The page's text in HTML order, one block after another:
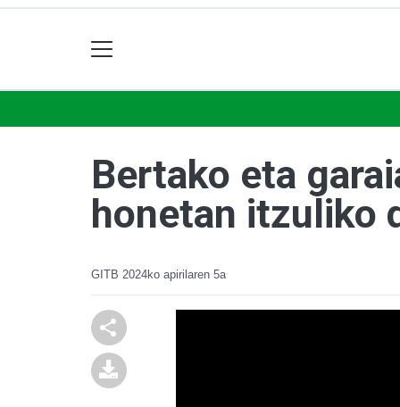
Bertako eta
honetan itzuliko
GITB 2024ko apirilaren 5a